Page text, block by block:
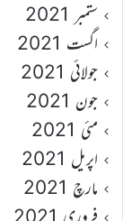
ستمبر 2021
اگست 2021
جولائی 2021
جون 2021
مئی 2021
اپریل 2021
مارچ 2021
فروری 2021